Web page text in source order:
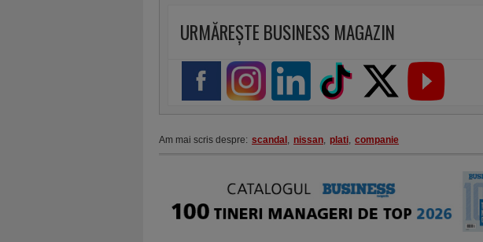
URMĂREȘTE BUSINESS MAGAZIN
Am mai scris despre: scandal , nissan, plati, companie